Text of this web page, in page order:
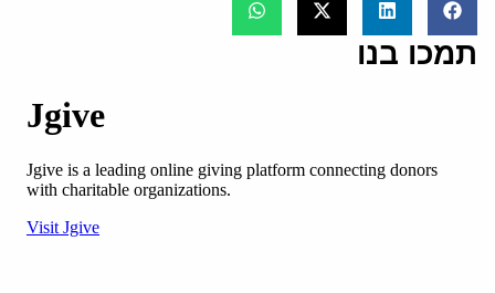
תמכו בנו